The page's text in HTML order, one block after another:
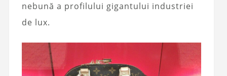
nebună a profilului gigantului industriei
de lux.